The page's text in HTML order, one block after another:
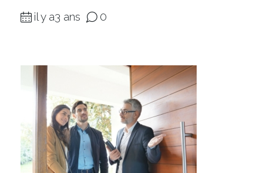
il y a3 ans 0